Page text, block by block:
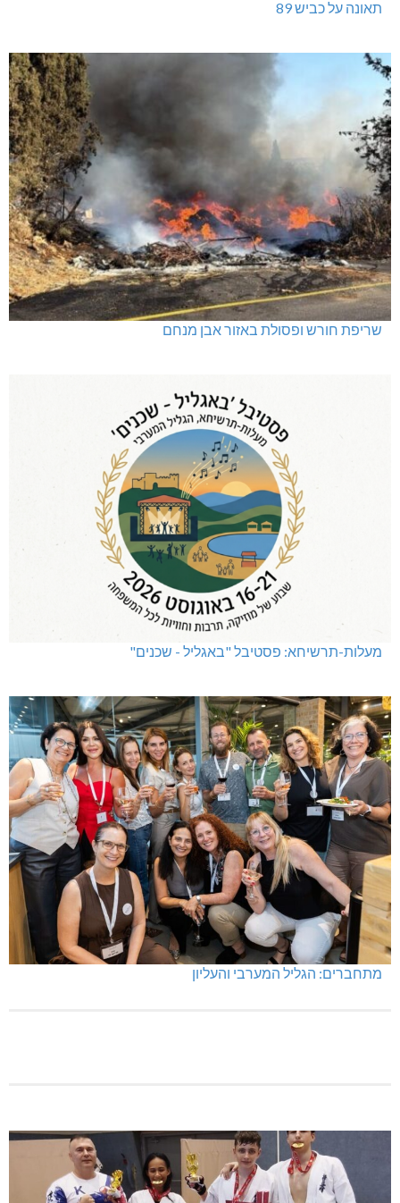
תאונה על כביש 89
שריפת חורש ופסולת באזור אבן מנחם
מעלות-תרשיחא: פסטיבל "באגליל - שכנים"
מתחברים: הגליל המערבי והעליון